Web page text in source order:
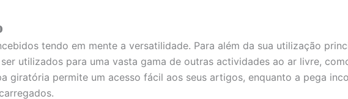
tendo em mente a versatilidade. Para além da sua utilização
utilizados para uma vasta gama de outras actividades ao ar livre,
giratória permite um acesso fácil aos seus artigos, enquanto a pega